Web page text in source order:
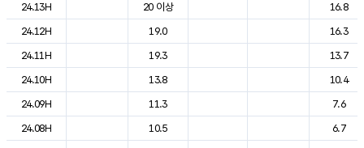
24.13H
20 이상
16.8
24.12H
19.0
16.3
24.11H
19.3
13.7
24.10H
13.8
10.4
24.09H
11.3
7.6
24.08H
10.5
6.7